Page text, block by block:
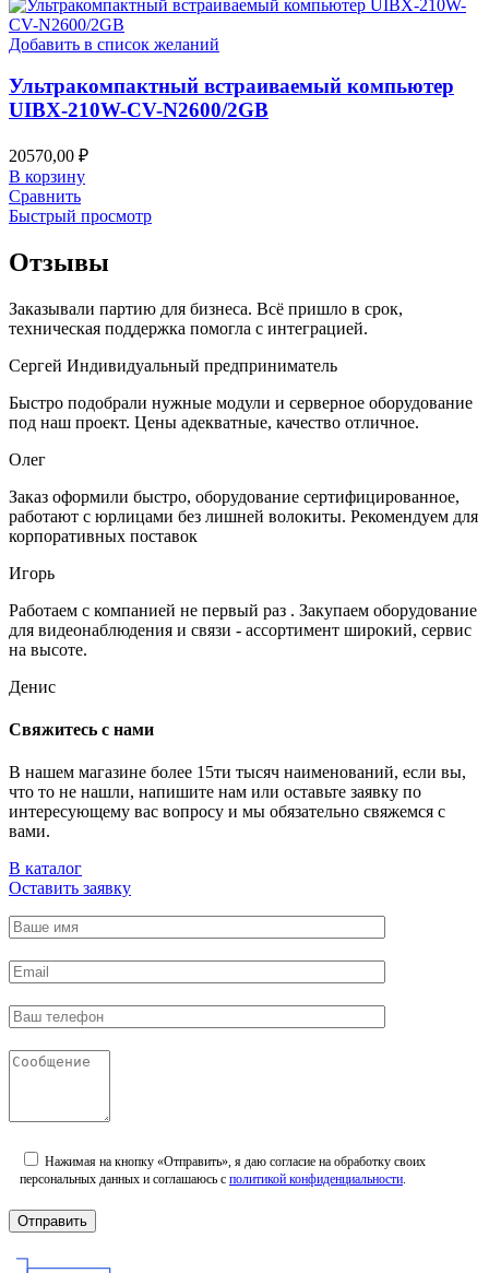
Добавить в список желаний
Ультракомпактный встраиваемый компьютер
UIBX-210W-CV-N2600/2GB
20570,00 ₽
В корзину
Сравнить
Быстрый просмотр
Отзывы
Заказывали партию для бизнеса. Всё пришло в срок,
техническая поддержка помогла с интеграцией.
Сергей Индивидуальный предприниматель
Быстро подобрали нужные модули и серверное оборудование
под наш проект. Цены адекватные, качество отличное.
Олег
Заказ оформили быстро, оборудование сертифицированное,
работают с юрлицами без лишней волокиты. Рекомендуем для
корпоративных поставок
Игорь
Работаем с компанией не первый раз . Закупаем оборудование
для видеонаблюдения и связи - ассортимент широкий, сервис
на высоте.
Денис
Свяжитесь с нами
В нашем магазине более 15ти тысяч наименований, если вы,
что то не нашли, напишите нам или оставьте заявку по
интересующему вас вопросу и мы обязательно свяжемся с
вами.
В каталог
Оставить заявку
Нажимая на кнопку «Отправить», я даю согласие на обработку своих
персональных данных и соглашаюсь с политикой конфиденциальности.